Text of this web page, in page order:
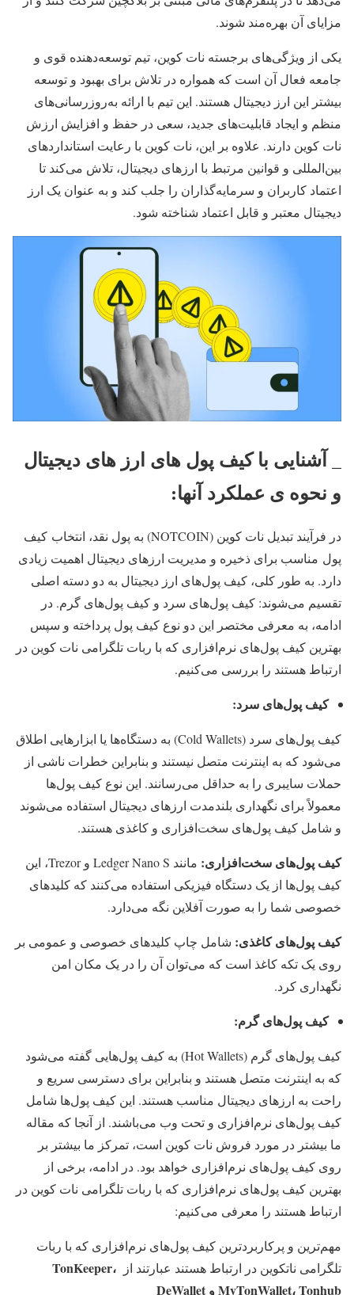
مزایای آن بهره‌مند شوند.
یکی از ویژگی‌های برجسته نات کوین، تیم توسعه‌دهنده قوی و
جامعه فعال آن است که همواره در تلاش برای بهبود و توسعه
بیشتر این ارز دیجیتال هستند. این تیم با ارائه به‌روزرسانی‌های
منظم و ایجاد قابلیت‌های جدید، سعی در حفظ و افزایش ارزش
نات کوین دارند. علاوه بر این، نات کوین با رعایت استانداردهای
بین‌المللی و قوانین مرتبط با ارزهای دیجیتال، تلاش می‌کند تا
اعتماد کاربران و سرمایه‌گذاران را جلب کند و به عنوان یک ارز
دیجیتال معتبر و قابل اعتماد شناخته شود.
_ آشنایی با کیف پول های ارز های دیجیتال
و نحوه ی عملکرد آنها:
در فرآیند تبدیل نات کوین (NOTCOIN) به پول نقد، انتخاب کیف
پول مناسب برای ذخیره و مدیریت ارزهای دیجیتال اهمیت زیادی
دارد. به طور کلی، کیف پول‌های ارز دیجیتال به دو دسته اصلی
تقسیم می‌شوند: کیف پول‌های سرد و کیف پول‌های گرم. در
ادامه، به معرفی مختصر این دو نوع کیف پول پرداخته و سپس
بهترین کیف پول‌های نرم‌افزاری که با ربات تلگرامی نات کوین در
ارتباط هستند را بررسی می‌کنیم.
کیف پول‌های سرد:
کیف پول‌های سرد (Cold Wallets) به دستگاه‌ها یا ابزارهایی اطلاق
می‌شود که به اینترنت متصل نیستند و بنابراین خطرات ناشی از
حملات سایبری را به حداقل می‌رسانند. این نوع کیف پول‌ها
معمولاً برای نگهداری بلندمدت ارزهای دیجیتال استفاده می‌شوند
و شامل کیف پول‌های سخت‌افزاری و کاغذی هستند.
کیف پول‌های سخت‌افزاری:
مانند Ledger Nano S و Trezor، این
کیف پول‌ها از یک دستگاه فیزیکی استفاده می‌کنند که کلیدهای
خصوصی شما را به صورت آفلاین نگه می‌دارد.
کیف پول‌های کاغذی: شامل چاپ کلیدهای خصوصی و عمومی بر
روی یک تکه کاغذ است که می‌توان آن را در یک مکان امن
نگهداری کرد.
کیف پول‌های گرم:
کیف پول‌های گرم (Hot Wallets) به کیف پول‌هایی گفته می‌شود
که به اینترنت متصل هستند و بنابراین برای دسترسی سریع و
راحت به ارزهای دیجیتال مناسب هستند. این کیف پول‌ها شامل
کیف پول‌های نرم‌افزاری و تحت وب می‌باشند. از آنجا که مقاله
ما بیشتر در مورد فروش نات کوین است، تمرکز ما بیشتر بر
روی کیف پول‌های نرم‌افزاری خواهد بود. در ادامه، برخی از
بهترین کیف پول‌های نرم‌افزاری که با ربات تلگرامی نات کوین در
ارتباط هستند را معرفی می‌کنیم:
مهم‌ترین و پرکاربردترین کیف پول‌های نرم‌افزاری که با ربات
تلگرامی ناتکوین در ارتباط هستند عبارتند از
TonKeeper،
MyTonWallet،Tonhub و